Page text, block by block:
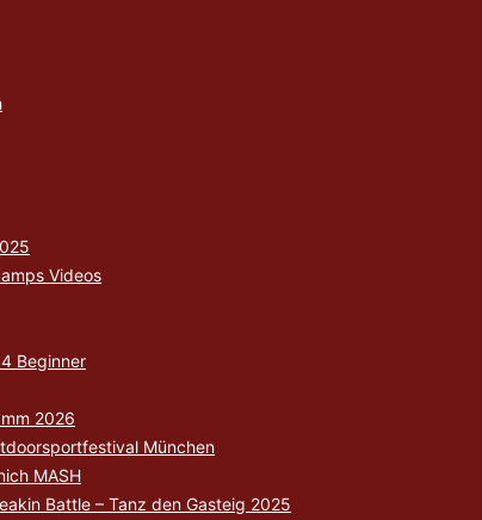
Videos
Beginner
2026
München
MASH
Battle – Tanz den Gasteig 2025